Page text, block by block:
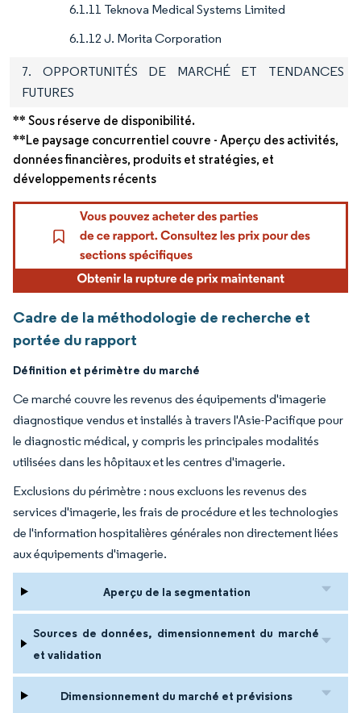
6.1.11 Teknova Medical Systems Limited
6.1.12 J. Morita Corporation
7. OPPORTUNITÉS DE MARCHÉ ET TENDANCES
FUTURES
** Sous réserve de disponibilité.
**Le paysage concurrentiel couvre - Aperçu des activités,
données financières, produits et stratégies, et
développements récents
Cadre de la méthodologie de recherche et
portée du rapport
Définition et périmètre du marché
Ce marché couvre les revenus des équipements d'imagerie
diagnostique vendus et installés à travers l'Asie-Pacifique pour
le diagnostic médical, y compris les principales modalités
utilisées dans les hôpitaux et les centres d'imagerie.
Exclusions du périmètre : nous excluons les revenus des
services d'imagerie, les frais de procédure et les technologies
de l'information hospitalières générales non directement liées
aux équipements d'imagerie.
Aperçu de la segmentation
Sources de données, dimensionnement du marché
et validation
Dimensionnement du marché et prévisions